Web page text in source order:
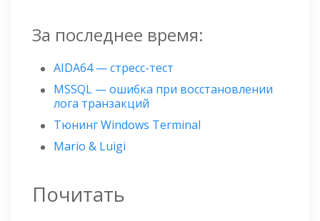
За последнее время:
AIDA64 — стресс-тест
MSSQL — ошибка при восстановлении
лога транзакций
Тюнинг Windows Terminal
Mario & Luigi
Почитать